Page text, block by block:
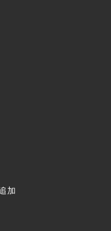
加